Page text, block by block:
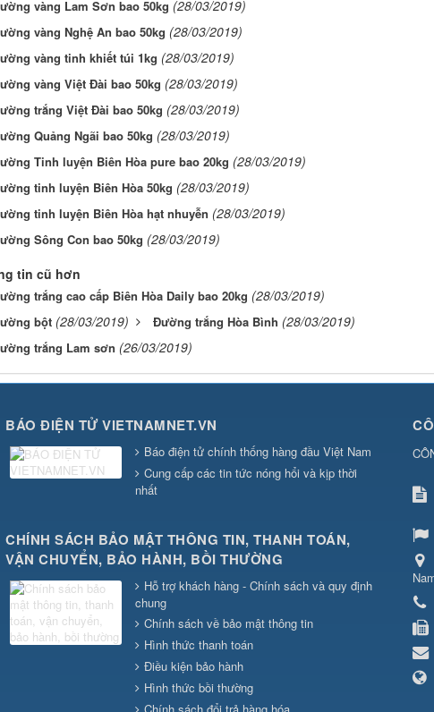
vàng Lam Sơn bao 50kg (28/03/2019)
vàng Nghệ An bao 50kg (28/03/2019)
vàng tinh khiết túi 1kg (28/03/2019)
vàng Việt Đài bao 50kg (28/03/2019)
trắng Việt Đài bao 50kg (28/03/2019)
Quảng Ngãi bao 50kg (28/03/2019)
Tinh luyện Biên Hòa pure bao 20kg (28/03/2019)
tinh luyện Biên Hòa 50kg (28/03/2019)
tinh luyện Biên Hòa hạt nhuyễn (28/03/2019)
Sông Con bao 50kg (28/03/2019)
tin cũ hơn
trắng cao cấp Biên Hòa Daily bao 20kg (28/03/2019)
bột (28/03/2019) Đường trắng Hòa Bình (28/03/2019)
trắng Lam sơn (26/03/2019)
BÁO ĐIỆN TỬ VIETNAMNET.VN
Báo điện tử chính thống hàng đầu Việt Nam
Cung cấp các tin tức nóng hổi và kịp thời
nhất
CHÍNH SÁCH BẢO MẬT THÔNG TIN, THANH TOÁN,
VẬN CHUYỂN, BẢO HÀNH, BỒI THƯỜNG
Hỗ trợ khách hàng - Chính sách và quy định
chung
Chính sách về bảo mật thông tin
Hình thức thanh toán
Điều kiện bảo hành
Hình thức bồi thường
Chính sách đổi trả hàng hóa